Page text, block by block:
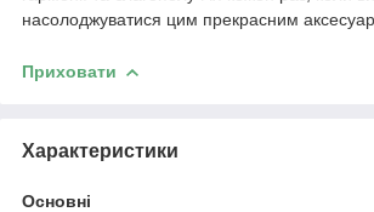
насолоджуватися цим прекрасним
Приховати
Характеристики
Основні